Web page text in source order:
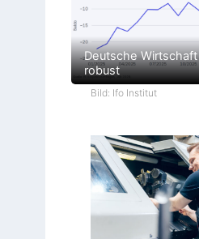
Deutsche
robust
Bild: Ifo Institut